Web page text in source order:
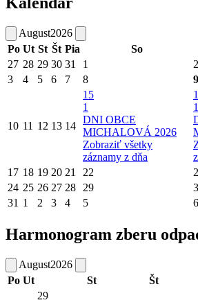
August2026
Po Ut St Št Pia So
27 28 29 30 31 1
2
3
4 5 6 7 8 9
10 11 12 13 14
15
1
DNI OBCE
MICHALOVÁ 2026
Zobraziť všetky
záznamy z dňa
1
17 18 19 20 21 22
24 25 26 27 28 29
31 1 2 3 4 5 6
Harmonogram zberu
August2026
Po Ut St Št
29